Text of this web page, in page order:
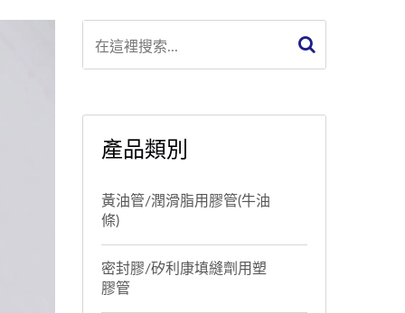
產品類別
黃油管/潤滑脂用膠管(牛油
條)
密封膠/矽利康填縫劑用塑
膠管